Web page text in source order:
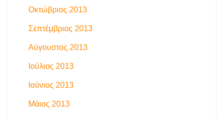
Οκτώβριος 2013
Σεπτέμβριος 2013
Αύγουστος 2013
Ιούλιος 2013
Ιούνιος 2013
Μάιος 2013